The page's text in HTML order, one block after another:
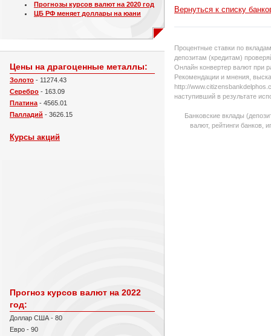
Прогнозы курсов валют на 2020 год
ЦБ РФ меняет доллары на юани
Цены на драгоценные металлы:
Золото - 11274.43
Серебро - 163.09
Платина - 4565.01
Палладий - 3626.15
Курсы акций
Прогноз курсов валют на 2022
год:
Доллар США - 80
Евро - 90
Вернуться к списку
Процентные ставки по
депозитам (кредитам)
Онлайн конвертер валют при
Рекомендации и мнения,
http://
наступивший в результате
Банковские вклады
валют, рейтинги банков,